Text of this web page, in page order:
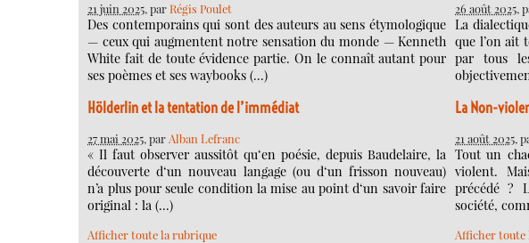
21 juin 2025, parRégis Poulet
Des contemporains qui sont des auteurs au sens étymologique
— ceux qui augmentent notre sensation du monde — Kenneth
White fait de toute évidence partie. On le connaît autant pour
ses poèmes et ses waybooks (…)
Hölderlin et la tentation de l’immédiat
27 mai 2025, parAlban Lefranc
« Il faut observer aussitôt qu‘en poésie, depuis Baudelaire, la
découverte d‘un nouveau langage (ou d‘un frisson nouveau)
n’a plus pour seule condition la mise au point d‘un savoir faire
original : la (…)
Afficher toute la rubrique
26 août 2025,
La
que l’on ait
par tous
La Non-
21 août 2025,
Tout un
violent.
précédé ?
société,
Afficher toute